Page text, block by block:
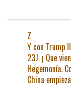
Z
Y con Trump
23J: ¡ Que
Hegemonía.
China